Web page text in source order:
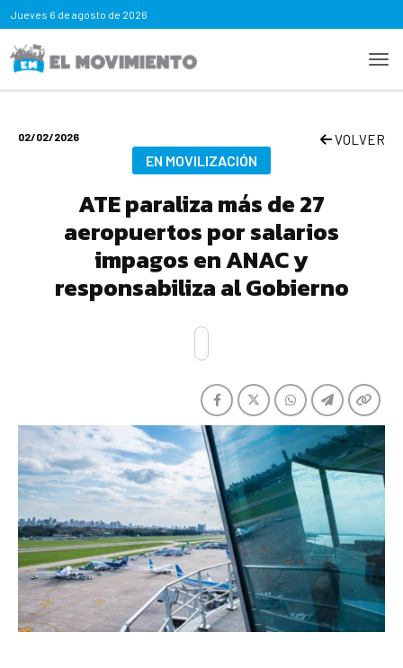
Jueves 6 de agosto de 2026
02/02/2026 VOLVER
EN MOVILIZACIÓN
ATE paraliza más de 27
aeropuertos por salarios
impagos en ANAC y
responsabiliza al Gobierno